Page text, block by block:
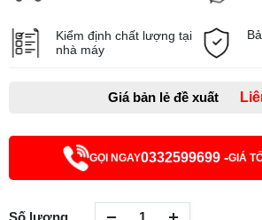
Kiểm định chất lượng tại
nhà máy
Giá bản lẻ đề xuất
GỌI NGAY0332599699 -GIÁ
Số lượng